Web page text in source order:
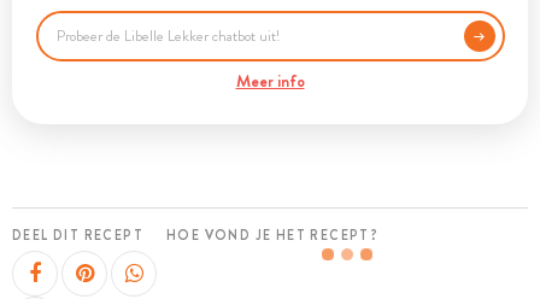
Meer info
DEEL DIT RECEPT HOE VOND JE HET RECEPT?